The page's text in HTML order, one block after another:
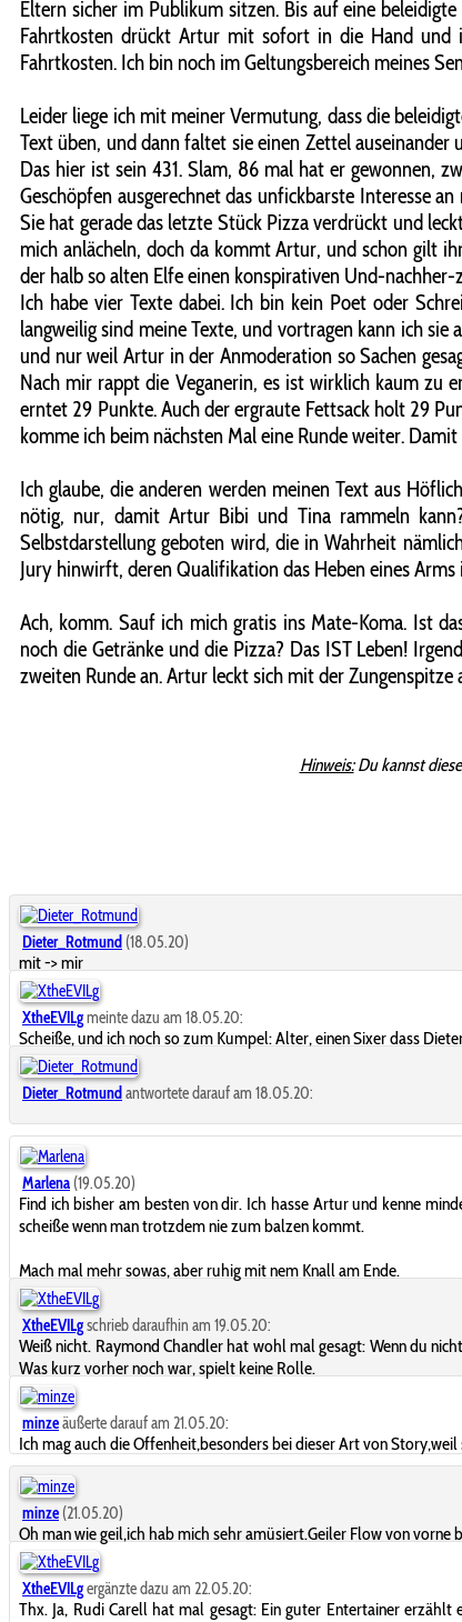
Eltern sicher im Publikum sitzen. Bis auf eine
Fahrtkosten drückt Artur mit sofort in die Hand und
Fahrtkosten. Ich bin noch im Geltungsbereich meines
Leider liege ich mit meiner Vermutung, dass die
Text üben, und dann faltet sie einen Zettel
Das hier ist sein 431. Slam, 86 mal hat er gewonnen,
Geschöpfen ausgerechnet das unfickbarste Interesse
Sie hat gerade das letzte Stück Pizza verdrückt und
mich anlächeln, doch da kommt Artur, und schon gilt
der halb so alten Elfe einen konspirativen Und-
Ich habe vier Texte dabei. Ich bin kein Poet oder
langweilig sind meine Texte, und vortragen kann ich
und nur weil Artur in der Anmoderation so Sachen
Nach mir rappt die Veganerin, es ist wirklich kaum zu
erntet 29 Punkte. Auch der ergraute Fettsack holt 29
komme ich beim nächsten Mal eine Runde weiter.
Ich glaube, die anderen werden meinen Text aus
nötig, nur, damit Artur Bibi und Tina rammeln
Selbstdarstellung geboten wird, die in Wahrheit
Jury hinwirft, deren Qualifikation das Heben eines
Ach, komm. Sauf ich mich gratis ins Mate-Koma. Ist
noch die Getränke und die Pizza? Das IST Leben!
zweiten Runde an. Artur leckt sich mit der
Hinweis:Du kannst
Dieter_Rotmund (18.05.20)
mit -> mir
XtheEVILgmeinte dazu am 18.05.20:
Scheiße, und ich noch so zum Kumpel: Alter, einen Sixer dass
Dieter_Rotmund antwortete darauf am 18.05.20:
Marlena (19.05.20)
Find ich bisher am besten von dir. Ich hasse Artur und kenne
scheiße wenn man trotzdem nie zum balzen kommt.
Mach mal mehr sowas, aber ruhig mit nem Knall am Ende.
XtheEVILgschrieb daraufhin am 19.05.20:
Weiß nicht. Raymond Chandler hat wohl mal gesagt: Wenn du
Was kurz vorher noch war, spielt keine Rolle.
minzeäußerte darauf am 21.05.20:
Ich mag auch die Offenheit,besonders bei dieser Art von
minze (21.05.20)
Oh man wie geil,ich hab mich sehr amüsiert.Geiler Flow von
XtheEVILgergänzte dazu am 22.05.20:
Thx. Ja, Rudi Carell hat mal gesagt: Ein guter Entertainer